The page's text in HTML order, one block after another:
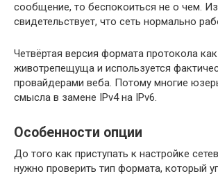
сообщение, то беспокоиться не о чем.
свидетельствует, что сеть нормально
Четвёртая версия формата протокола
животрепещуща и используется
провайдерами веба. Потому многие
смысла в замене IPv4 на IPv6.
Особенности опции
До того как приступать к настройке
нужно проверить тип формата, который